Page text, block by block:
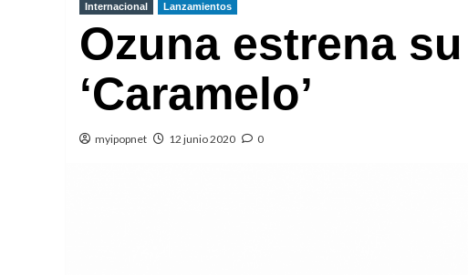
Internacional Lanzamientos
Ozuna estrena
‘Caramelo’
myipopnet 12 junio 2020 0